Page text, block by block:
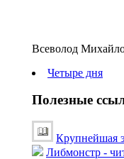
Всеволод
Четыре дня
Полезные
Крупнейшая
Либмонстр -